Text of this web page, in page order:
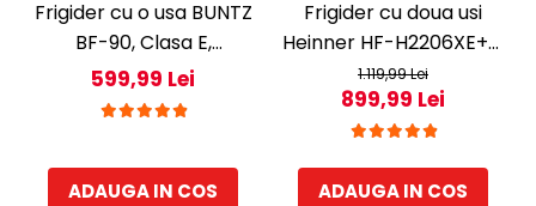
Frigider cu o usa BUNTZ
BF-90, Clasa E,
Capacitate 80L,
Iluminare interioara,
H 83 cm, Alb
599,99 Lei
ADAUGA IN COS
Frigider cu doua usi
Heinner HF-H2206XE++,
206 l, Clasa E, lumina
LED, 3 rafturi de sticla, H
143 cm, Inox
1.119,99 Lei
899,99 Lei
ADAUGA IN COS